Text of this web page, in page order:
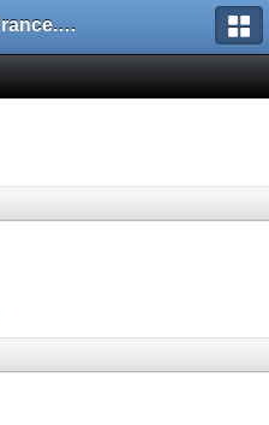
Legacy-France.org - Forum